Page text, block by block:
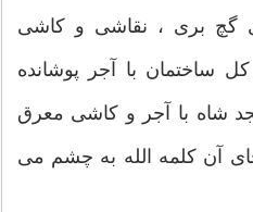
گچ بری ، نقاشی و کاشی
ساختمان با آجر پوشانده
شاه با آجر و کاشی معرق
آن کلمه الله به چشم می